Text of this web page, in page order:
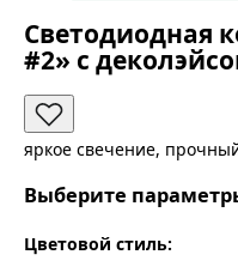
Светодиодная
#2» с
яркое свечение,
Выберите
Цветовой стиль: